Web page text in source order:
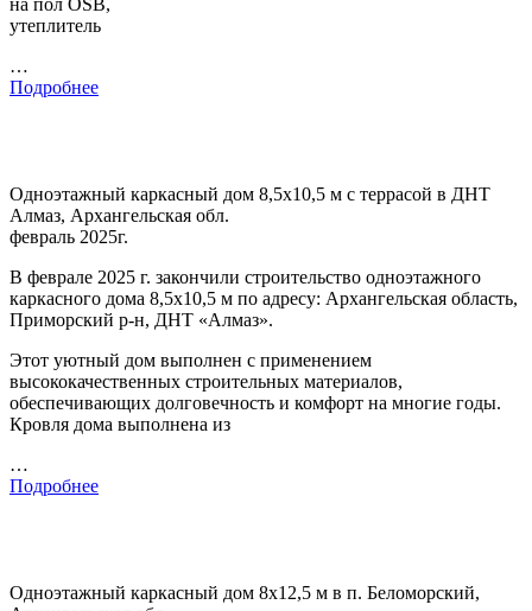
на пол OSB,
утеплитель
…
Подробнее
Одноэтажный каркасный дом 8,5х10,5 м с террасой в ДНТ
Алмаз, Архангельская обл.
февраль 2025г.
В феврале 2025 г. закончили строительство одноэтажного
каркасного дома 8,5х10,5 м по адресу: Архангельская область,
Приморский р-н, ДНТ «Алмаз».
Этот уютный дом выполнен с применением
высококачественных строительных материалов,
обеспечивающих долговечность и комфорт на многие годы.
Кровля дома выполнена из
…
Подробнее
Одноэтажный каркасный дом 8х12,5 м в п. Беломорский,